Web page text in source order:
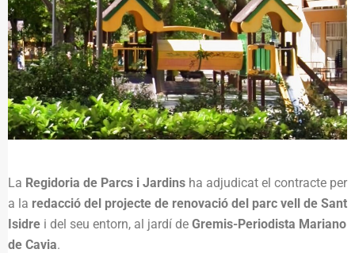
La Regidoria de Parcs i Jardins ha adjudicat el contracte per
a la redacció del projecte de renovació del parc vell de Sant
Isidre i del seu entorn, al jardí de Gremis-Periodista Mariano
de Cavia.